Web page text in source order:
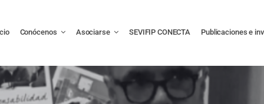
Conócenos Asociarse SEVIFIP CONECTA Publicaciones e